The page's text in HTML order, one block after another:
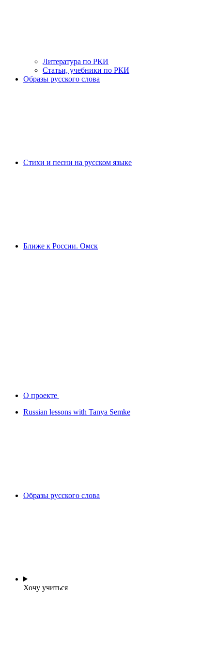
Литература по РКИ
Статьи, учебники по РКИ
Образы русского слова
Стихи и песни на русском языке
Ближе к России. Омск
О проекте
Russian lessons with Tanya Semke
Образы русского слова
Хочу учиться